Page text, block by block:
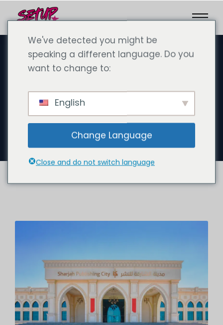
februari 3, 2025
Die SPC Sharjah und die
Gründung mit SetupCo: Ein
umfassender Leitfaden
We've detected you might be
speaking a different language. Do you
want to change to:
English
Change Language
Close and do not switch language